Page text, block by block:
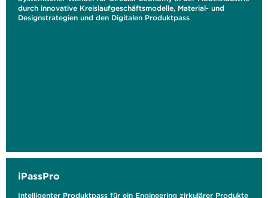
durch innovative Kreislaufgeschäftsmodelle, Material- und
Designstrategien und den Digitalen Produktpass
iPassPro
Intelligenter Produktpass für ein Engineering zirkulärer Produkte